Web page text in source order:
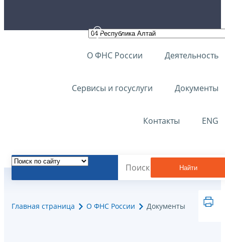
О ФНС России Деятельность
Сервисы и госуслуги Документы
Контакты ENG
Найти
Главная страница О ФНС России Документы